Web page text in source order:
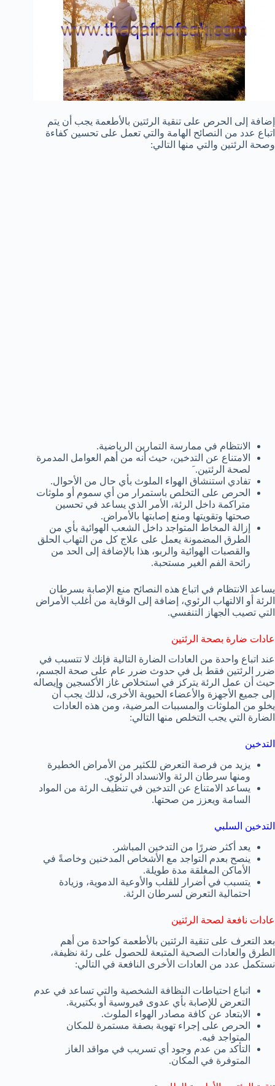
إضافة إلى الحرص على تنقية الرئتين بالأطعمة يجب أن يتم
اتباع عدد من النصائح الهامة والتي تعمل على تحسين كفاءة
وصحة الرئتين والتي منها التالي:
الانتظام في ممارسة التمارين الرياضية.
الامتناع عن التدخين، حيث أنه من أهم العوامل المدمرة
لصحة الرئتين. َ
تفادي استنشاق الهواء الملوث بأي حال من الأحوال.
الحرص على التخلص باستمرار من أي سموم أو ملوثات
متراكمة داخل الرئة، الأمر الذي يساعد في تحسين
صحتها وتقويتها ومنع إصابتها بالأمراض.
إزالة المخاط المتواجد داخل الشعب الهوائية بأي من
الطرق المضمونة يعمل على علاج كل من التهاب الحلق
والقصبات الهوائية والربو، هذا بالإضافة إلى الحد من
رائحة الفم الغير مستحبة.
يساعد الانتظام في اتباع هذه النصائح منع الإصابة بسرطان
الرئة أو الالتهاب الرئوي، إضافة إلى الوقاية من أغلب الأمراض
التي تصيب الجهاز التنفسي.
عادات ضارة بصحة الرئتين
عند اتباع واحدة من العادات الضارة التالية فإنك لا تتسبب في
ضرر الرئتين فقط بل في حدوث ضرر عام على صحة الجسم،
حيث أن عمل الرئة يتركز في استخلاص غاز الأكسجين وإيصاله
إلى جميع الأجهزة والأعضاء الحيوية الأخرى، لذلك يجب أن
يخلو من الملوثات والمسببات المرضية، ومن هذه العادات
الضارة التي يجب التخلص منها التالي:
التدخين
يزيد من فرصة التعرض للكثير من الأمراض الخطيرة
ومنها سرطان الرئة والانسداد الرئوي.
يساعد الامتناع عن التدخين في تنظيف الرئة من المواد
السامة ويعزز من صحتها.
التدخين السلبي
يعد أكثر ضررًا من التدخين المباشر.
ينصح بعدم التواجد مع الأشخاص المدخنين وخاصةً في
الأماكن المغلقة مدة طويلة.
يتسبب في أضرار للقلب والأوعية الدموية، وزيادة
احتمالية التعرض لسرطان الرئة.
عادات نافعة لصحة الرئتين
بعد التعرف على تنقية الرئتين بالأطعمة كواحدة من أهم
الطرق والعادات الصحية المتبعة للحصول على رئة نظيفة،
نستكمل عدد من العادات الأخرى النافعة في التالي:
اتباع احتياطات النظافة الشخصية والتي تساعد في عدم
التعرض للإصابة بأي عدوى فيروسية أو بكتيرية.
الابتعاد عن كافة مصادر الهواء الملوث.
الحرص على إجراء تهوية بصفة مستمرة للمكان
المتواجد فيه.
التأكد من عدم وجود أي تسريب في مواقد الغاز
المتوفرة في المكان.